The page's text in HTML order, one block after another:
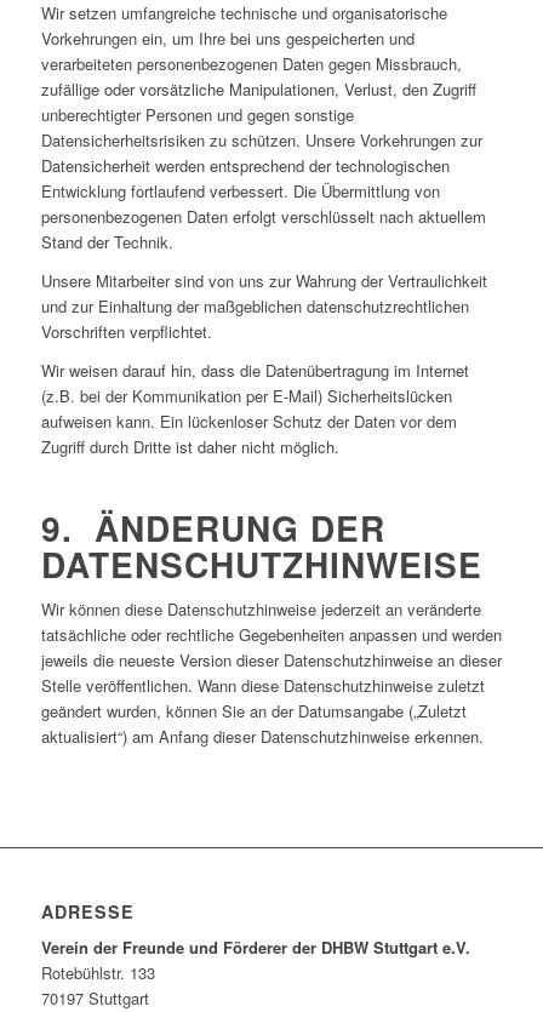
Wir setzen umfangreiche technische und organisatorische
Vorkehrungen ein, um Ihre bei uns gespeicherten und
verarbeiteten personenbezogenen Daten gegen Missbrauch,
zufällige oder vorsätzliche Manipulationen, Verlust, den Zugriff
unberechtigter Personen und gegen sonstige
Datensicherheitsrisiken zu schützen. Unsere Vorkehrungen zur
Datensicherheit werden entsprechend der technologischen
Entwicklung fortlaufend verbessert. Die Übermittlung von
personenbezogenen Daten erfolgt verschlüsselt nach aktuellem
Stand der Technik.
Unsere Mitarbeiter sind von uns zur Wahrung der Vertraulichkeit
und zur Einhaltung der maßgeblichen datenschutzrechtlichen
Vorschriften verpflichtet.
Wir weisen darauf hin, dass die Datenübertragung im Internet
(z.B. bei der Kommunikation per E-Mail) Sicherheitslücken
aufweisen kann. Ein lückenloser Schutz der Daten vor dem
Zugriff durch Dritte ist daher nicht möglich.
9. ÄNDERUNG DER
DATENSCHUTZHINWEISE
Wir können diese Datenschutzhinweise jederzeit an veränderte
tatsächliche oder rechtliche Gegebenheiten anpassen und werden
jeweils die neueste Version dieser Datenschutzhinweise an dieser
Stelle veröffentlichen. Wann diese Datenschutzhinweise zuletzt
geändert wurden, können Sie an der Datumsangabe („Zuletzt
aktualisiert“) am Anfang dieser Datenschutzhinweise erkennen.
ADRESSE
Verein der Freunde und Förderer der DHBW Stuttgart e.V.
Rotebühlstr. 133
70197 Stuttgart